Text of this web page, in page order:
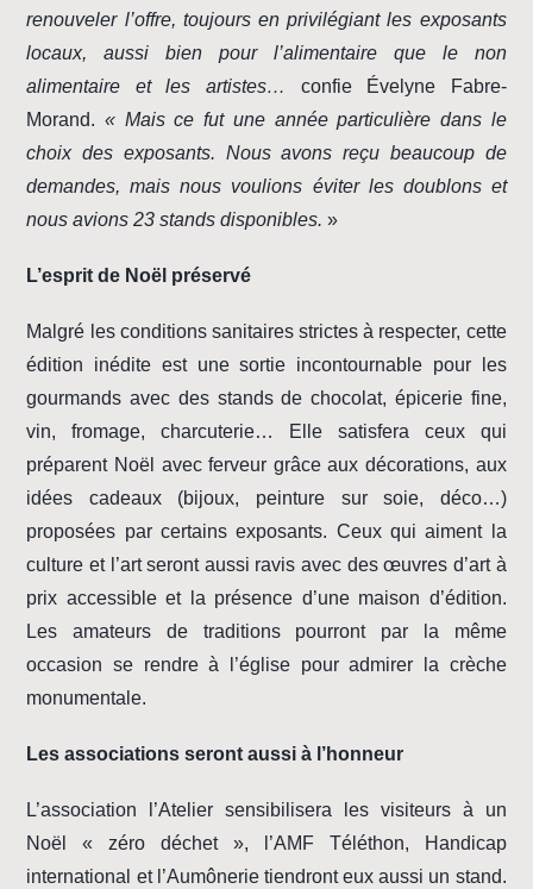
renouveler l’offre, toujours en privilégiant les exposants
locaux, aussi bien pour l’alimentaire que le non
alimentaire et les artistes…
confie Évelyne Fabre-
Morand.« Mais ce fut une année particulière dans le
choix des exposants. Nous avons reçu beaucoup de
demandes, mais nous voulions éviter les doublons et
nous avions 23 stands disponibles.»
L’esprit de Noël préservé
Malgré les conditions sanitaires strictes à respecter, cette
édition inédite est une sortie incontournable pour les
gourmands avec des stands de chocolat, épicerie fine,
vin, fromage, charcuterie… Elle satisfera ceux qui
préparent Noël avec ferveur grâce aux décorations, aux
idées cadeaux (bijoux, peinture sur soie, déco…)
proposées par certains exposants. Ceux qui aiment la
culture et l’art seront aussi ravis avec des œuvres d’art à
prix accessible et la présence d’une maison d’édition.
Les amateurs de traditions pourront par la même
occasion se rendre à l’église pour admirer la crèche
monumentale.
Les associations seront aussi à l’honneur
L’association l’Atelier sensibilisera les visiteurs à un
Noël « zéro déchet », l’AMF Téléthon, Handicap
international et l’Aumônerie tiendront eux aussi un stand.